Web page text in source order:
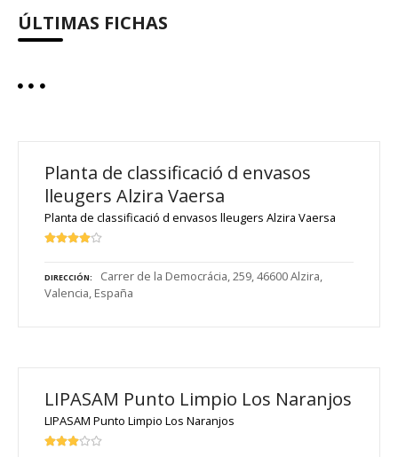
ÚLTIMAS FICHAS
Planta de classificació d envasos
lleugers Alzira Vaersa
Planta de classificació d envasos lleugers Alzira Vaersa
DIRECCIÓN
Carrer de la Democrácia, 259, 46600 Alzira,
Valencia, España
LIPASAM Punto Limpio Los Naranjos
LIPASAM Punto Limpio Los Naranjos